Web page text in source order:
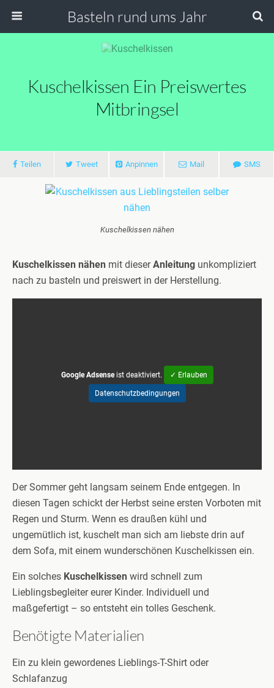
Basteln rund ums Jahr
Kuschelkissen Ein Preiswertes
Mitbringsel
Teilen Tweet Anpinnen Mail SMS
Kuschelkissen nähen
Kuschelkissen nähen mit dieserAnleitung unkompliziert
nach zu basteln und preiswert in der Herstellung.
Google Adsenseist deaktiviert. ✓ Erlauben
Datenschutzbedingungen
Der Sommer geht langsam seinem Ende entgegen. In
diesen Tagen schickt der Herbst seine ersten Vorboten mit
Regen und Sturm. Wenn es draußen kühl und
ungemütlich ist, kuschelt man sich am liebste drin auf
dem Sofa, mit einem wunderschönen Kuschelkissen ein.
Ein solches Kuschelkissen wird schnell zum
Lieblingsbegleiter eurer Kinder. Individuell und
maßgefertigt – so entsteht ein tolles Geschenk.
Benötigte Materialien
Ein zu klein gewordenes Lieblings-T-Shirt oder
Schlafanzug